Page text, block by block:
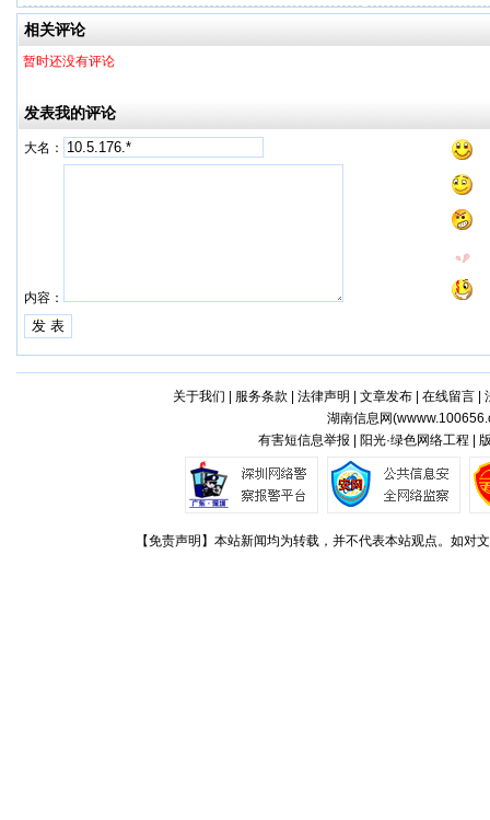
相关评论
暂时还没有评论
发表我的评论
大名：
内容：
关于我们 服务条款 法律声明 文章发布| 在线留言|
湖南信息网(
有害短信息举报 | 阳光·绿色网络工程 |
【免责声明】本站新闻均为转载，并不代表本站观点。如